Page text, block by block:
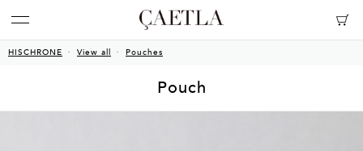
HISCHRONE View all Pouches
Pouch